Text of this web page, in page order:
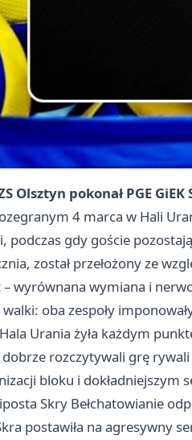
Olsztyn pokonał PGE GiEK
4 marca w Hali
podczas gdy goście
został przełożony ze
– wyrównana wymiana i
oba zespoły
Urania żyła każdym
dobrze rozczytywali grę
bloku i dokładniejszym
Skry Bełchatowianie
postawiła na agresywny